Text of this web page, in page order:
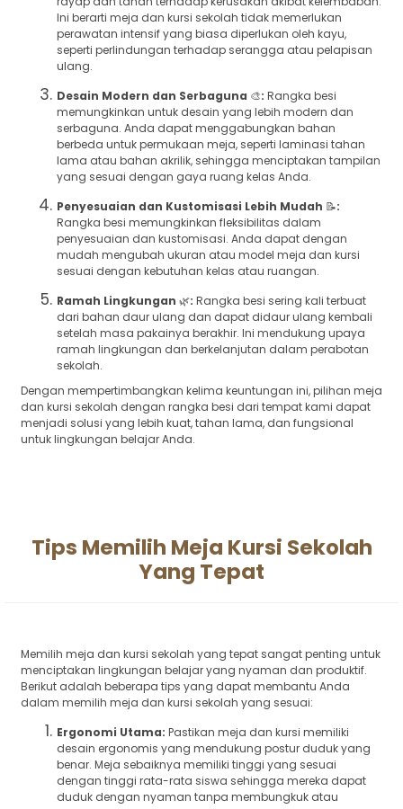
Ini berarti meja dan kursi sekolah tidak memerlukan
perawatan intensif yang biasa diperlukan oleh kayu,
seperti perlindungan terhadap serangga atau pelapisan
ulang.
Desain Modern dan Serbaguna 🎨: Rangka besi
memungkinkan untuk desain yang lebih modern dan
serbaguna. Anda dapat menggabungkan bahan
berbeda untuk permukaan meja, seperti laminasi tahan
lama atau bahan akrilik, sehingga menciptakan tampilan
yang sesuai dengan gaya ruang kelas Anda.
Penyesuaian dan Kustomisasi Lebih Mudah 📝:
Rangka besi memungkinkan fleksibilitas dalam
penyesuaian dan kustomisasi. Anda dapat dengan
mudah mengubah ukuran atau model meja dan kursi
sesuai dengan kebutuhan kelas atau ruangan.
Ramah Lingkungan 🌿: Rangka besi sering kali terbuat
dari bahan daur ulang dan dapat didaur ulang kembali
setelah masa pakainya berakhir. Ini mendukung upaya
ramah lingkungan dan berkelanjutan dalam perabotan
sekolah.
Dengan mempertimbangkan kelima keuntungan ini, pilihan meja
dan kursi sekolah dengan rangka besi dari tempat kami dapat
menjadi solusi yang lebih kuat, tahan lama, dan fungsional
untuk lingkungan belajar Anda.
Tips Memilih Meja Kursi Sekolah
Yang Tepat
Memilih meja dan kursi sekolah yang tepat sangat penting untuk
menciptakan lingkungan belajar yang nyaman dan produktif.
Berikut adalah beberapa tips yang dapat membantu Anda
dalam memilih meja dan kursi sekolah yang sesuai:
Ergonomi Utama: Pastikan meja dan kursi memiliki
desain ergonomis yang mendukung postur duduk yang
benar. Meja sebaiknya memiliki tinggi yang sesuai
dengan tinggi rata-rata siswa sehingga mereka dapat
duduk dengan nyaman tanpa membungkuk atau